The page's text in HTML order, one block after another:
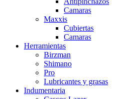
Camaras
Maxxis
Cubiertas
Camaras
Herramientas
Birzman
Shimano
Pro
Lubricantes y grasas
Indumentaria